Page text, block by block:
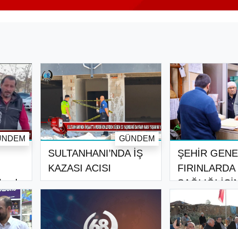
SULTANHANI’NDA İŞ
KAZASI ACISI
GÜNDEM
ŞEHİR
FIRINLARDA
SAĞLIĞI